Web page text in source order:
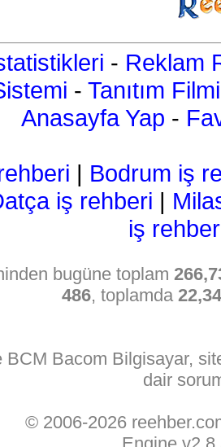
- Reklam
- Tanıtım Filmi
Anasayfa Yap -
| Bodrum iş
iş rehberi |
iş
bugüne toplam
486, toplamda
BCM Bacom Bilgisayar,
dair
© 2006-2026